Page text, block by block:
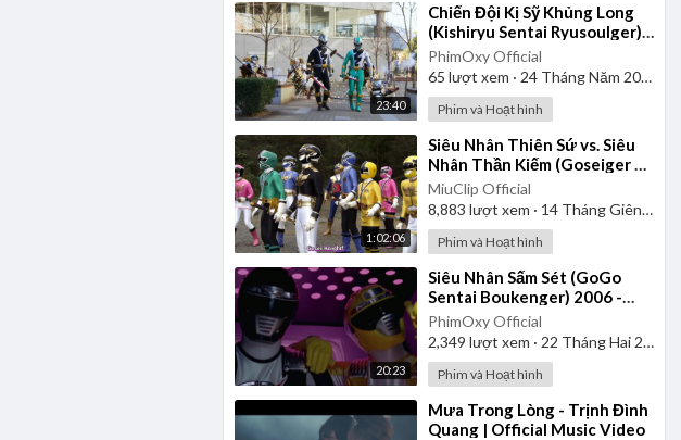
23:40
⁣Chiến Đội Kị Sỹ Khủng Long
(Kishiryu Sentai Ryusoulger)
2019 - Tập 5 | Vietsub
PhimOxy Official
65 lượt xem · 24 Tháng Năm 2025
Phim và Hoạt hình
1:02:06
⁣Siêu Nhân Thiên Sứ vs. Siêu
Nhân Thần Kiếm (Goseiger vs.
Shinkenger) | Vietsub
MiuClip Official
8,883 lượt xem · 14 Tháng Giêng 2025
Phim và Hoạt hình
20:23
⁣Siêu Nhân Sấm Sét (GoGo
Sentai Boukenger) 2006 -
Tập 1 | Thuyết Minh
PhimOxy Official
2,349 lượt xem · 22 Tháng Hai 2025
Phim và Hoạt hình
⁣Mưa Trong Lòng - Trịnh Đình
Quang | Official Music Video